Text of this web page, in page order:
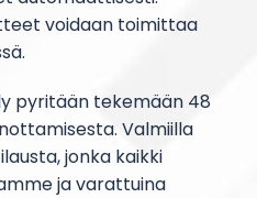
voidaan toimittaa
pyritään tekemään 48
Valmiilla
jonka kaikki
ja varattuina